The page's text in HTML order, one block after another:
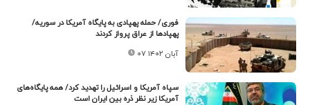
فوری/ حمله پهپادی به پایگاه آمریکا در سوریه/
پهپادها از عراق پرواز کردند
۰۷ آبان ۱۴۰۲
سپاه آمریکا و اسرائیل را تهدید کرد/ همه پایگاه‌های
آمریکا زیر نظر ذره بین ایران است